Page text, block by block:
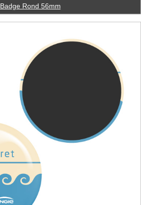
Badge Rond 56mm